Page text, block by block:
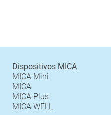
Dispositivos MICA
MICA Mini
MICA
MICA Plus
MICA WELL